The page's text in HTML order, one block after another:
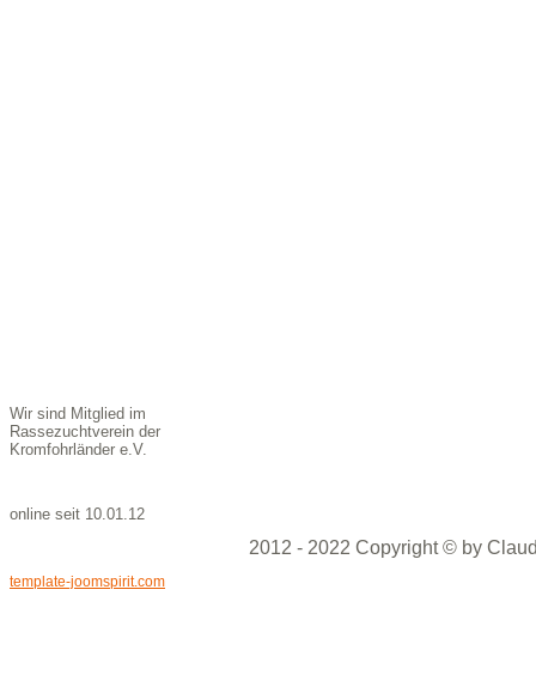
Wir sind Mitglied im
Rassezuchtverein der
Kromfohrländer e.V.
online seit 10.01.12
2012 - 2022 Copyright © by
template-joomspirit.com